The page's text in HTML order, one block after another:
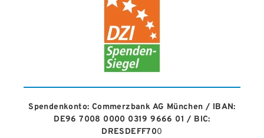
Spendenkonto: Commerzbank AG München / IBAN:
DE96 7008 0000 0319 9666 01 / BIC:
DRESDEFF700